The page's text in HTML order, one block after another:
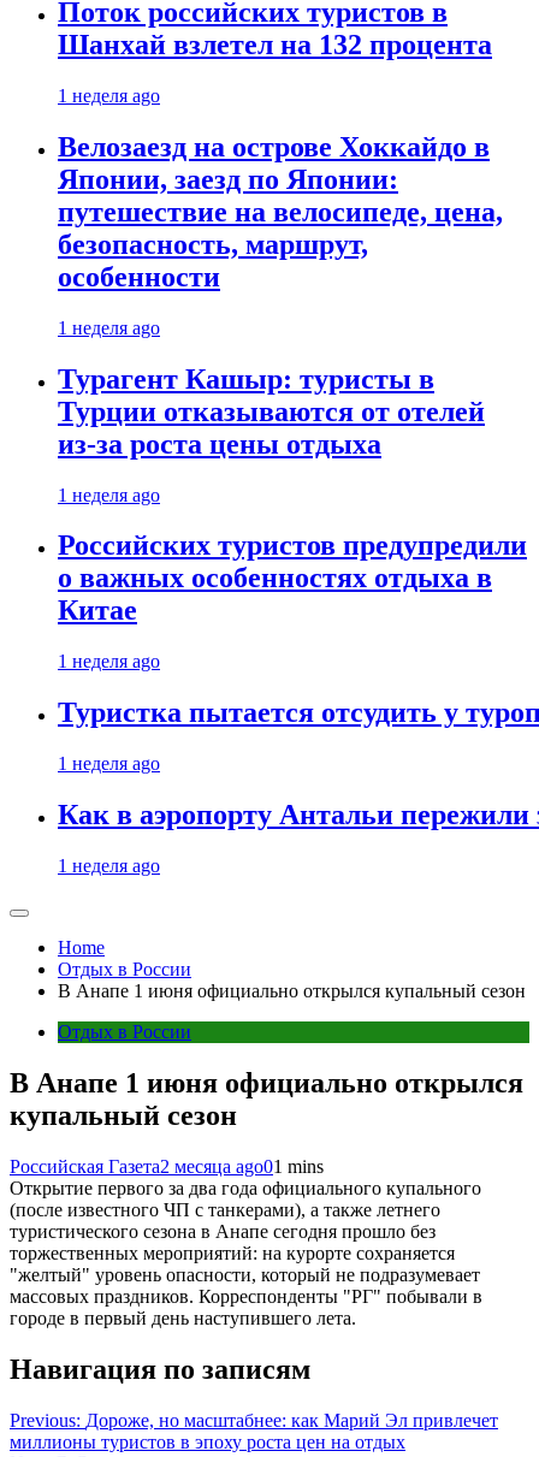
Поток российских туристов в
Шанхай взлетел на 132 процента
1 неделя ago
Велозаезд на острове Хоккайдо в
Японии, заезд по Японии:
путешествие на велосипеде, цена,
безопасность, маршрут,
особенности
1 неделя ago
Турагент Кашыр: туристы в
Турции отказываются от отелей
из-за роста цены отдыха
1 неделя ago
Российских туристов предупредили
о важных особенностях отдыха в
Китае
1 неделя ago
Туристка пытается отсудить у
1 неделя ago
Как в аэропорту Антальи
1 неделя ago
Home
Отдых в России
В Анапе 1 июня официально открылся купальный сезон
Отдых в России
В Анапе 1 июня официально открылся
купальный сезон
Российская Газета2 месяца ago01 mins
Открытие первого за два года официального купального
(после известного ЧП с танкерами), а также летнего
туристического сезона в Анапе сегодня прошло без
торжественных мероприятий: на курорте сохраняется
"желтый" уровень опасности, который не подразумевает
массовых праздников. Корреспонденты "РГ" побывали в
городе в первый день наступившего лета.
Навигация по записям
Previous: Дороже, но масштабнее: как Марий Эл привлечет
миллионы туристов в эпоху роста цен на отдых